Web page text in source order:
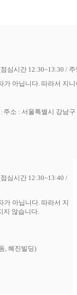
심시간 12:30~13:30 /
아닙니다. 따라서 지
주소 : 서울특별시 강남
심시간 12:30~13:40 /
가 아닙니다. 따라서 지
지 않습니다.
, 혜진빌딩)